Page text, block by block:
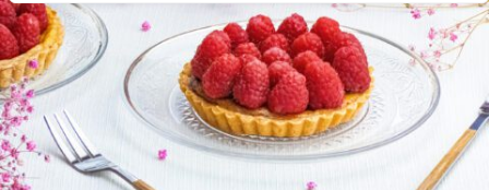
INGRÉDIENTS
LECTURES CULINAIRES
SOUMETTRE UNE RECETTE